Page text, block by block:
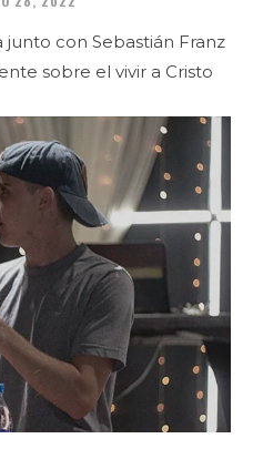
con Sebastián Franz
sobre el vivir a Cristo